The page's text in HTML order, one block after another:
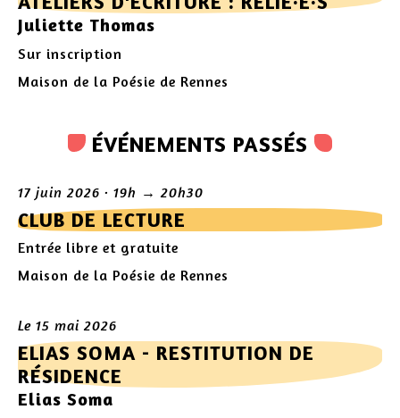
Juliette Thomas
Sur inscription
Maison de la Poésie de Rennes
ÉVÉNEMENTS PASSÉS
17 juin 2026 · 19h → 20h30
CLUB DE LECTURE
Entrée libre et gratuite
Maison de la Poésie de Rennes
Le 15 mai 2026
ELIAS SOMA - RESTITUTION DE
RÉSIDENCE
Elias Soma